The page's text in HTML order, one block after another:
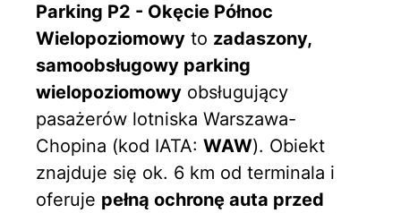
Parking P2 - Okęcie Północ
Wielopoziomowy to zadaszony,
samoobsługowy parking
wielopoziomowy obsługujący
pasażerów lotniska Warszawa-
Chopina (kod IATA: WAW). Obiekt
znajduje się ok. 6 km od terminala i
oferuje pełną ochronę auta przed